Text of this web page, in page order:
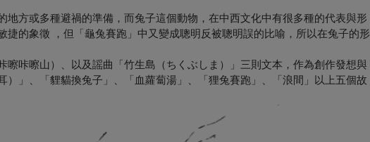
地方或多種避禍的準備，而兔子這個動物，在中西文化中有很多種的代表與形
的象徵 ，但「龜兔賽跑」中又變成聰明反被聰明誤的比喻，所以在兔子的形
咔嚓山）、以及謡曲「竹生島（ちくぶしま）」三則文本，作為創作發想與
」、「貍貓換兔子」、「血蘿蔔湯」、「狸兔賽跑」、「浪間」以上五個故